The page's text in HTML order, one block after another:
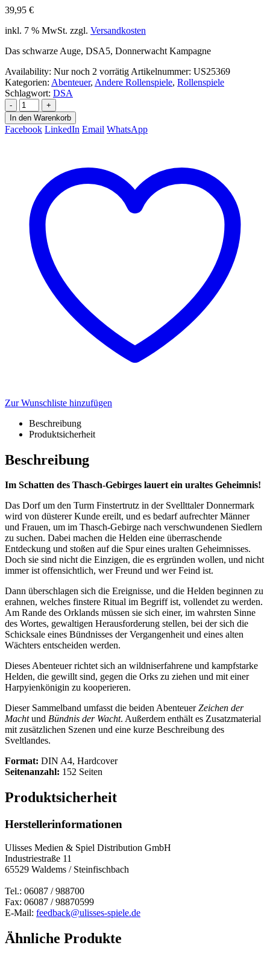
39,95 €
inkl. 7 % MwSt. zzgl. Versandkosten
Das schwarze Auge, DSA5, Donnerwacht Kampagne
Availability: Nur noch 2 vorrätig Artikelnummer: US25369
Kategorien: Abenteuer, Andere Rollenspiele, Rollenspiele
Schlagwort: DSA
-
+
In den Warenkorb
Facebook LinkedIn Email WhatsApp
Zur Wunschliste hinzufügen
Beschreibung
Produktsicherheit
Beschreibung
Im Schatten des Thasch-Gebirges lauert ein uraltes Geheimnis!
Das Dorf um den Turm Finstertrutz in der Svellttaler Donnermark
wird von düsterer Kunde ereilt, und es bedarf aufrechter Männer
und Frauen, um im Thasch-Gebirge nach verschwundenen Siedlern
zu suchen. Dabei machen die Helden eine überraschende
Entdeckung und stoßen auf die Spur eines uralten Geheimnisses.
Doch sie sind nicht die Einzigen, die es ergründen wollen, und nicht
immer ist offensichtlich, wer Freund und wer Feind ist.
Dann überschlagen sich die Ereignisse, und die Helden beginnen zu
erahnen, welches finstere Ritual im Begriff ist, vollendet zu werden.
Am Rande des Orklands müssen sie sich einer, im wahrsten Sinne
des Wortes, gewaltigen Herausforderung stellen, bei der sich die
Schicksale eines Bündnisses der Vergangenheit und eines alten
Wächters entscheiden werden.
Dieses Abenteuer richtet sich an wildniserfahrene und kampfstarke
Helden, die gewillt sind, gegen die Orks zu ziehen und mit einer
Harpyienkönigin zu kooperieren.
Dieser Sammelband umfasst die beiden AbenteuerZeichen der
Machtund Bündnis der Wacht. Außerdem enthält es Zusatzmaterial
mit zusätzlichen Szenen und eine kurze Beschreibung des
Sveltlandes.
Format: DIN A4, Hardcover
Seitenanzahl: 152 Seiten
Produktsicherheit
Herstellerinformationen
Ulisses Medien & Spiel Distribution GmbH
Industriestraße 11
65529 Waldems / Steinfischbach
Tel.: 06087 / 988700
Fax: 06087 / 98870599
E-Mail: feedback@ulisses-spiele.de
Ähnliche Produkte